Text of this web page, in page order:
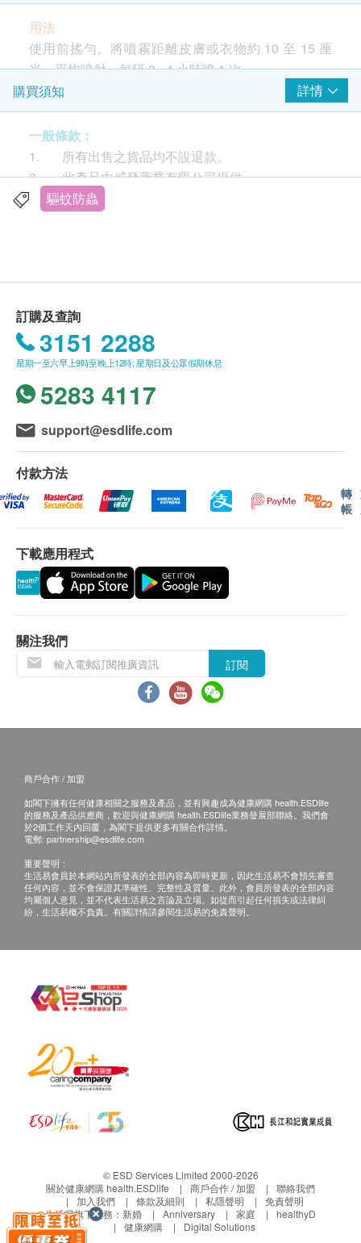
用法
使用前搖勻。將噴霧距離皮膚或衣物約 10 至 15 厘
米，平均噴射。每隔 3 - 4 小時噴 1 次。
成分
Cipeller®PMD、薰衣草油
購買須知 詳情
一般條款：
1. 所有出售之貨品均不設退款。
2. 此產品由威發藥業有限公司提供。
3. 如有任何爭議，威發藥業有限公司及健康網購
免費送貨服務（不包括需入倉等附加費）。每張訂單
賬單總額未滿HK$300需附加HK$30運費。(該費用並
不包括任何運輸附加費)。
2. 我們將於確定訂單後3-5個工作天內安排發貨。
3. 不排除運送時間會因節日而有所影響。當八號
烈風訊號懸掛或黑色暴雨警告生效時，送貨服務時間
將會延遲。
4. 所有訂單須視乎相關貨品的供應情況再作最後
確認。倘若健康網購health.ESDlife未能提供任何訂單
上的貨品，健康網購health.ESDlife有權拒絕接受該訂
排。
保證：
用期應最少有6個月或以上。
1. 當顧客收取已訂購之貨品時，有責任檢查貨品
3. 如有其他損壞或遺漏查詢，顧客必須保留有效
收據正本，並於送貨後3個工作天內按下列方式聯絡
健康網購health.ESDlife客戶服務部跟進。
電郵: support@esdlife.com / 健康網購health.ESDlife
客服熱線: (852) 3151-2288
驅蚊防蟲
訂購及查詢
3151 2288
星期一至六早上9時至晚上12時; 星期日及公眾假期休息
5283 4117
support@esdlife.com
付款方法
轉
帳
下載應用程式
關注我們
訂閱
商戶合作 / 加盟
如閣下擁有任何健康相關之服務及產品，並有興趣成為健康網購 health.ESDlife
的服務及產品供應商，歡迎與健康網購 health.ESDlife業務發展部聯絡。我們會
於2個工作天內回覆，為閣下提供更多有關合作詳情。
電郵: partnership@esdlife.com
重要聲明：
生活易會員於本網站內所發表的全部內容為即時更新，因此生活易不會預先審查
任何內容，並不會保證其準確性、完整性及質量。此外，會員所發表的全部內容
均屬個人意見，並不代表生活易之言論及立場。如從而引起任何損失或法律糾
紛，生活易概不負責。有關詳情請參閱生活易的免責聲明。
© ESD Services Limited 2000-2026
關於健康網購 health.ESDlife
商戶合作 / 加盟
聯絡我們
加入我們
條款及細則 私隱聲明
免責聲明
生活易旗下業務： 新婚 Anniversary 家庭
healthyD
健康網購
Digital Solutions